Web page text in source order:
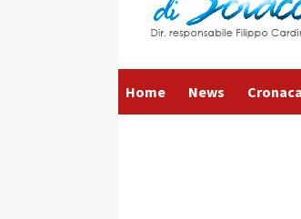
Home News Cronaca